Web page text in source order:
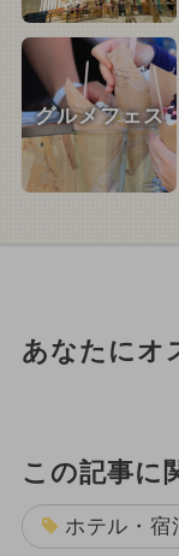
グルメフェス
あなたにオ
この記事に
ホテル・宿